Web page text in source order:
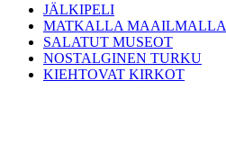
JÄLKIPELI
MATKALLA MAAILMALLA
SALATUT MUSEOT
NOSTALGINEN TURKU
KIEHTOVAT KIRKOT